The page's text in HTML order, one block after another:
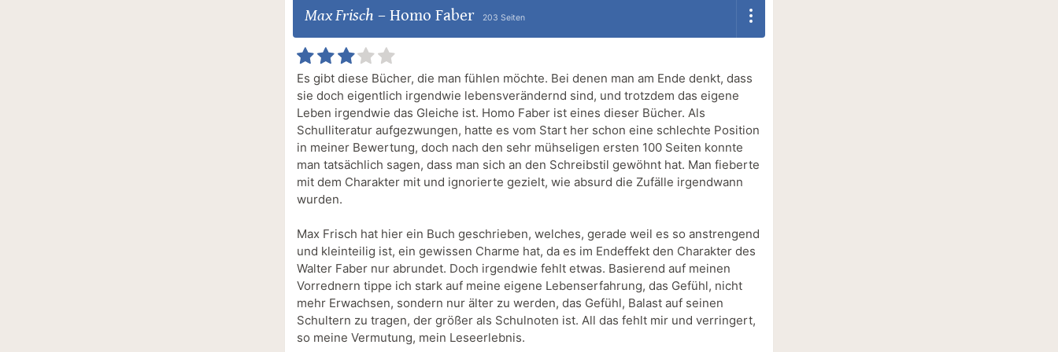
Max Frisch – Homo Faber 203 Seiten
Es gibt diese Bücher, die man fühlen möchte. Bei denen man am Ende denkt, dass
sie doch eigentlich irgendwie lebensverändernd sind, und trotzdem das eigene
Leben irgendwie das Gleiche ist. Homo Faber ist eines dieser Bücher. Als
Schulliteratur aufgezwungen, hatte es vom Start her schon eine schlechte Position
in meiner Bewertung, doch nach den sehr mühseligen ersten 100 Seiten konnte
man tatsächlich sagen, dass man sich an den Schreibstil gewöhnt hat. Man fieberte
mit dem Charakter mit und ignorierte gezielt, wie absurd die Zufälle irgendwann
wurden.
Max Frisch hat hier ein Buch geschrieben, welches, gerade weil es so anstrengend
und kleinteilig ist, ein gewissen Charme hat, da es im Endeffekt den Charakter des
Walter Faber nur abrundet. Doch irgendwie fehlt etwas. Basierend auf meinen
Vorrednern tippe ich stark auf meine eigene Lebenserfahrung, das Gefühl, nicht
mehr Erwachsen, sondern nur älter zu werden, das Gefühl, Balast auf seinen
Schultern zu tragen, der größer als Schulnoten ist. All das fehlt mir und verringert,
so meine Vermutung, mein Leseerlebnis.